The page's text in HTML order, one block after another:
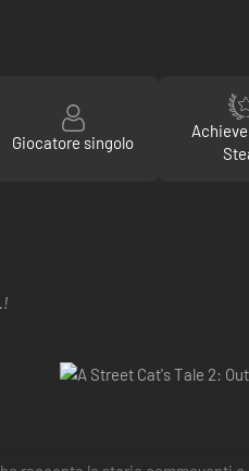
Giocatore singolo